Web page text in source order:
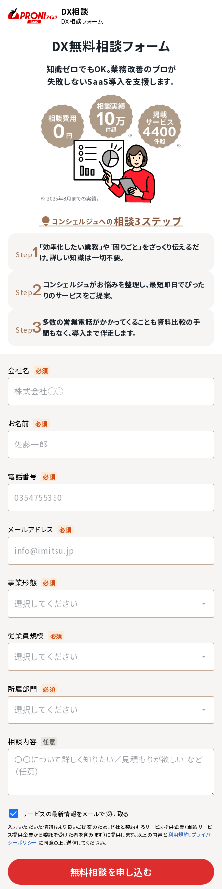
DX相談
DX相談フォーム
DX無料相談フォーム
知識ゼロでもOK。業務改善のプロが
失敗しないSaaS導入を支援します。
コンシェルジュへの相談3ステップ
Step1 「効率化したい業務」や「困りごと」をざっくり伝えるだ
け。詳しい知識は一切不要。
Step2 コンシェルジュがお悩みを整理し、最短即日でぴった
りのサービスをご提案。
Step3多数の営業電話がかかってくることも資料比較の手
間もなく、導入まで伴走します。
会社名 必須
お名前 必須
電話番号 必須
メールアドレス 必須
事業形態 必須
選択してください
従業員規模 必須
選択してください
所属部門 必須
選択してください
相談内容 任意
サービスの最新情報をメールで受け取る
入力いただいた情報はより良いご提案のため、弊社と契約するサービス提供企業（当該サービ
ス提供企業から委託を受けた者を含みます）に提供します。以上の内容と 利用規約、プライバ
シーポリシー に同意の上、送信してください。
無料相談を申し込む